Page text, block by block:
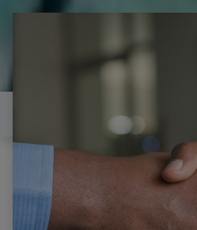
il est
heureux de
Tous les produits
SAMSUNG LE27T51B/C